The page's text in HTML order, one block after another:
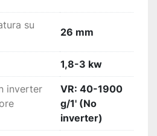
su
26 mm
1,8-3 kw
inverter
VR: 40-1900
g/1' (No
inverter)